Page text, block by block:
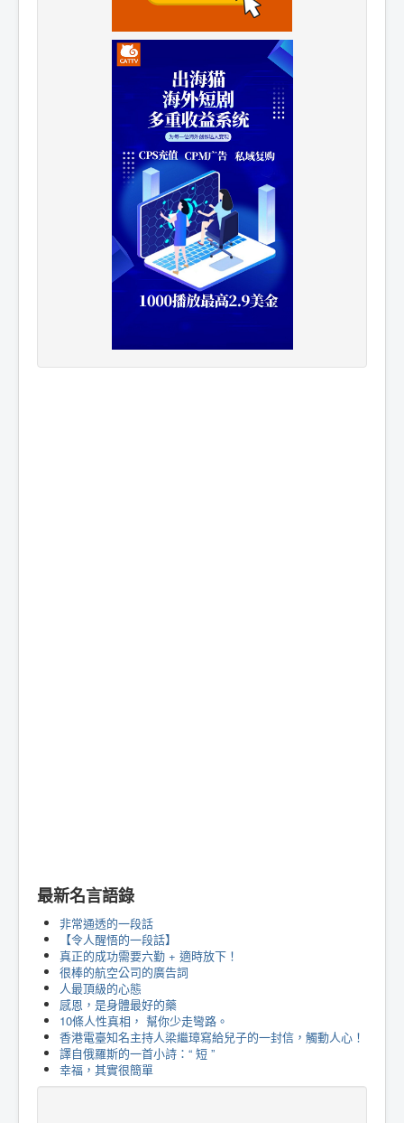
最新名言語錄
非常通透的一段話
【令人醒悟的一段話】
真正的成功需要六勤 + 適時放下！
很棒的航空公司的廣告詞
人最頂級的心態
感恩，是身體最好的藥
10條人性真相， 幫你少走彎路。
香港電臺知名主持人梁繼璋寫給兒子的一封信，觸動人心！
譯自俄羅斯的一首小詩：“ 短 ”
幸福，其實很簡單